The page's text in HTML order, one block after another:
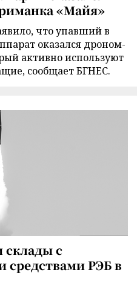
«Майя»
что упавший в
оказался дроном-
активно используют
сообщает БГНЕС.
склады с
средствами РЭБ в